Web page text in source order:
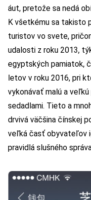
áut, pretože sa nedá
K všetkému sa takisto
turistov vo svete,
udalosti z roku 2013,
egyptských pamiatok,
letov v roku 2016, pri
vykonávať malú a
sedadlami. Tieto a
drvivá väčšina čínskej
veľká časť obyvateľov
pravidlá slušného